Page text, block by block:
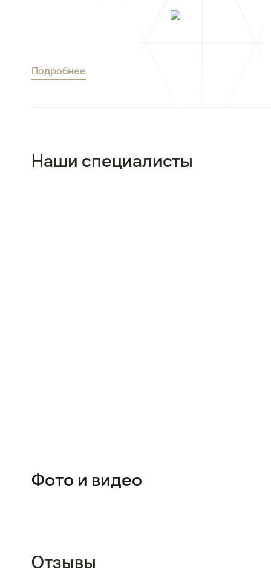
Подробнее
Наши специалисты
Фото и видео
Отзывы